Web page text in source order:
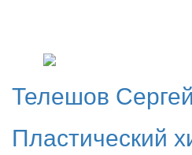
Телешов
Пластический